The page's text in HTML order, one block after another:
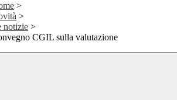
>
>
notizie >
CGIL sulla valutazione